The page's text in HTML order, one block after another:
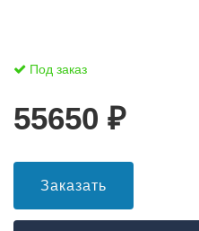
Под заказ
55650 ₽
Заказать